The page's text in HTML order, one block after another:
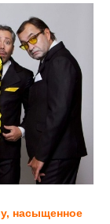
насыщенное